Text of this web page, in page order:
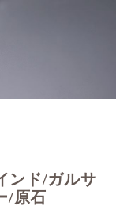
ンド/ガルサ
/原石